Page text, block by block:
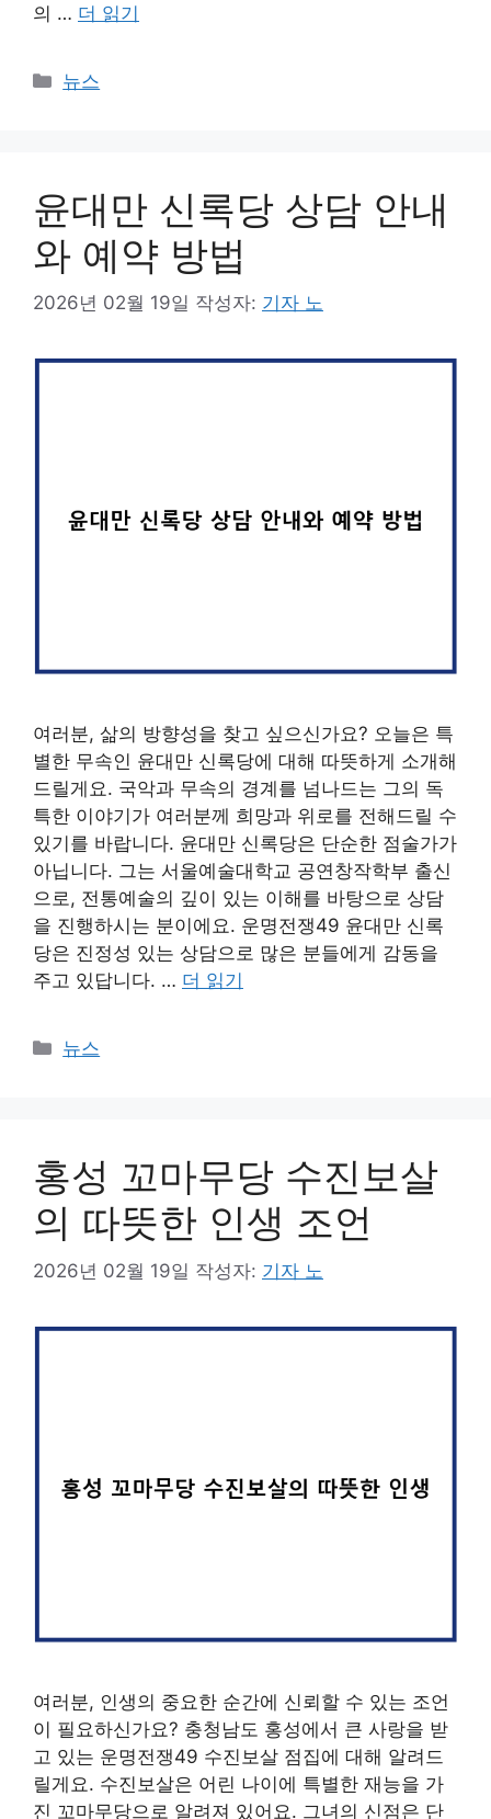
의 … 더 읽기
카
뉴스
윤대만 신록당 상담 안내
와 예약 방법
2026년 02월 19일 작성자: 기자 노
여러분, 삶의 방향성을 찾고 싶으신가요? 오늘은 특
별한 무속인 윤대만 신록당에 대해 따뜻하게 소개해
드릴게요. 국악과 무속의 경계를 넘나드는 그의 독
특한 이야기가 여러분께 희망과 위로를 전해드릴 수
있기를 바랍니다. 윤대만 신록당은 단순한 점술가가
아닙니다. 그는 서울예술대학교 공연창작학부 출신
으로, 전통예술의 깊이 있는 이해를 바탕으로 상담
을 진행하시는 분이에요. 운명전쟁49 윤대만 신록
당은 진정성 있는 상담으로 많은 분들에게 감동을
주고 있답니다. … 더 읽기
카
뉴스
홍성 꼬마무당 수진보살
의 따뜻한 인생 조언
2026년 02월 19일 작성자: 기자 노
여러분, 인생의 중요한 순간에 신뢰할 수 있는 조언
이 필요하신가요? 충청남도 홍성에서 큰 사랑을 받
고 있는 운명전쟁49 수진보살 점집에 대해 알려드
릴게요. 수진보살은 어린 나이에 특별한 재능을 가
진 꼬마무당으로 알려져 있어요. 그녀의 신점은 단